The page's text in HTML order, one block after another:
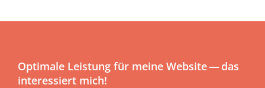
Optimale Leistung für meine Website — das
interessiert mich!